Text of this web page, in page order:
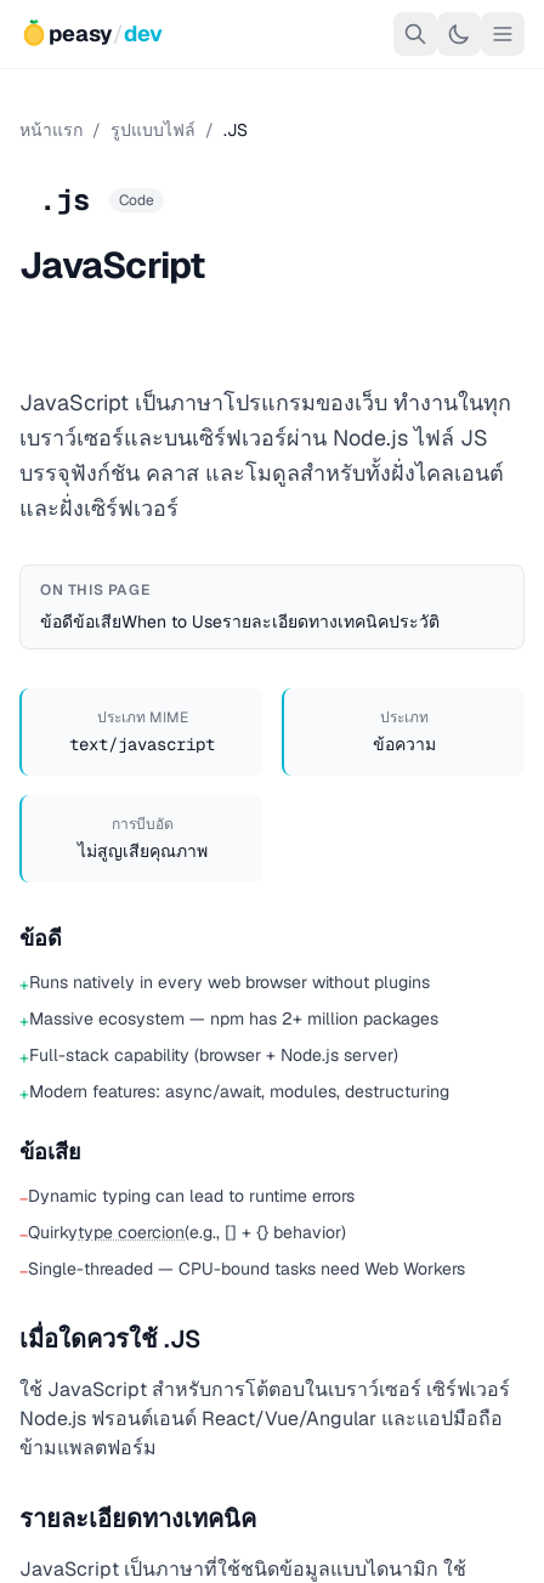
peasy/dev
หน้าแรก / รูปแบบไฟล์ / .JS
.js Code
JavaScript
JavaScript เป็นภาษาโปรแกรมของเว็บ ทำงานในทุก
เบราว์เซอร์และบนเซิร์ฟเวอร์ผ่าน Node.js ไฟล์ JS
บรรจุฟังก์ชัน คลาส และโมดูลสำหรับทั้งฝั่งไคลเอนต์
และฝั่งเซิร์ฟเวอร์
ON THIS PAGE
ข้อดีข้อเสียWhen to Useรายละเอียดทางเทคนิคประวัติ
ประเภท MIME
text/javascript
ประเภท
ข้อความ
การบีบอัด
ไม่สูญเสียคุณภาพ
ข้อดี
+Runs natively in every web browser without plugins
+Massive ecosystem — npm has 2+ million packages
+Full-stack capability (browser + Node.js server)
+Modern features: async/await, modules, destructuring
ข้อเสีย
−Dynamic typing can lead to runtime errors
−Quirkytype coercion(e.g., [] + {} behavior)
−Single-threaded — CPU-bound tasks need Web Workers
เมื่อใดควรใช้ .JS
ใช้ JavaScript สำหรับการโต้ตอบในเบราว์เซอร์ เซิร์ฟเวอร์
Node.js ฟรอนต์เอนด์ React/Vue/Angular และแอปมือถือ
ข้ามแพลตฟอร์ม
รายละเอียดทางเทคนิค
JavaScript เป็นภาษาที่ใช้ชนิดข้อมูลแบบไดนามิก ใช้